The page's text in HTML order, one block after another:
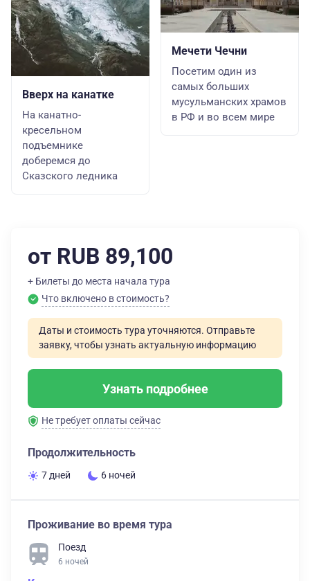
Вверх на канатке
На канатно-
кресельном
подъемнике
доберемся до
Сказского ледника
Мечети Чечни
Посетим один из
самых больших
мусульманских храмов
в РФ и во всем мире
от RUB 89,100
+ Билеты до места начала тура
Что включено в стоимость?
Даты и стоимость тура уточняются. Отправьте
заявку, чтобы узнать актуальную информацию
Узнать подробнее
Не требует оплаты сейчас
Продолжительность
7 дней 6 ночей
Проживание во время тура
Поезд
6 ночей